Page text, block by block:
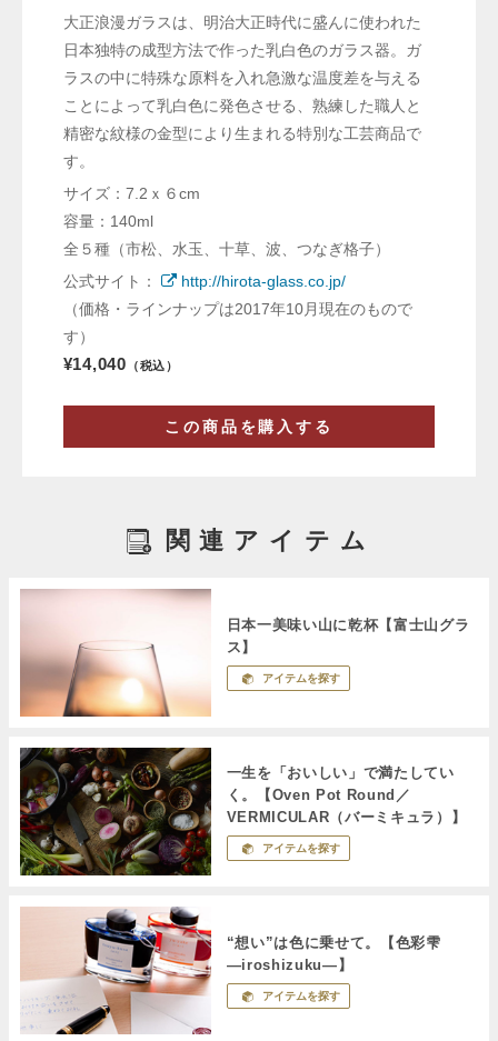
大正浪漫ガラスは、明治大正時代に盛んに使われた
日本独特の成型方法で作った乳白色のガラス器。ガ
ラスの中に特殊な原料を入れ急激な温度差を与える
ことによって乳白色に発色させる、熟練した職人と
精密な紋様の金型により生まれる特別な工芸商品で
す。
サイズ：7.2ｘ６cm
容量：140ml
全５種（市松、水玉、十草、波、つなぎ格子）
公式サイト：
http://hirota-glass.co.jp/
（価格・ラインナップは2017年10月現在のもので
す）
¥14,040 （税込）
この商品を購入する
関連アイテム
日本一美味い山に乾杯【富士山グラ
ス】
アイテムを探す
一生を「おいしい」で満たしてい
く。【Oven Pot Round／
VERMICULAR（バーミキュラ）】
アイテムを探す
“想い”は色に乗せて。【色彩雫
―iroshizuku―】
アイテムを探す